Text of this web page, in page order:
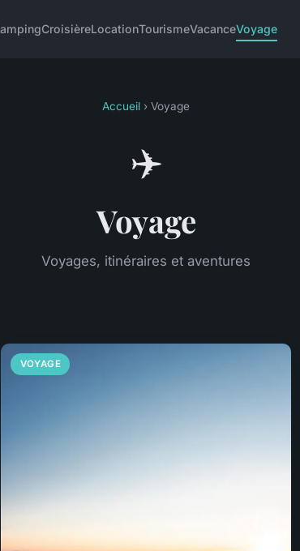
CroisièreLocationTourismeVacanceVoyage
Accueil › Voyage
✈️
Voyage
Voyages, itinéraires et aventures
VOYAGE